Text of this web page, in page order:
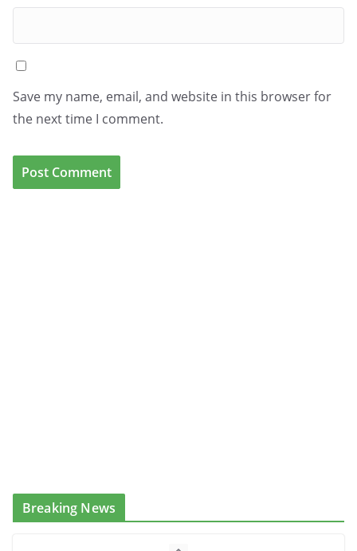
Save my name, email, and website in this browser for
the next time I comment.
Breaking News